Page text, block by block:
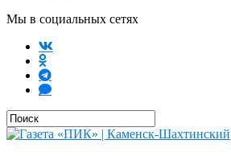
Мы в социальных сетях